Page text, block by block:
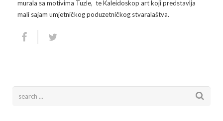
Galerija 2022
murala sa motivima Tuzle, te Kaleidoskop art koji predstavlja
mali sajam umjetničkog poduzetničkog stvaralaštva.